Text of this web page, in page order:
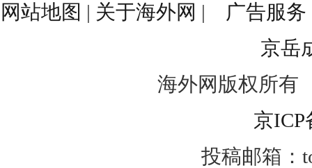
网站地图 | 关于海外网 | 广告服务
京岳
海外网版权所有
京ICP
投稿邮箱：